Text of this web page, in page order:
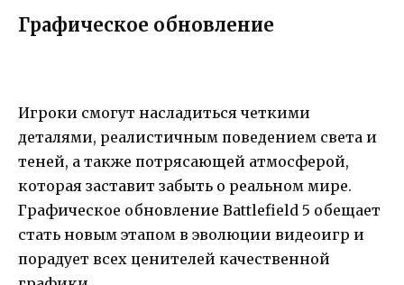
Графическое обновление
Игроки смогут насладиться четкими
деталями, реалистичным поведением света и
теней, а также потрясающей атмосферой,
которая заставит забыть о реальном мире.
Графическое обновление Battlefield 5 обещает
стать новым этапом в эволюции видеоигр и
порадует всех ценителей качественной